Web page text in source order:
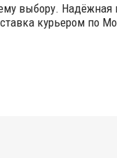
выбору. Надёжная
курьером по